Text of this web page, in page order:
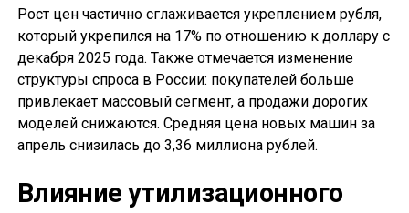
Рост цен частично сглаживается укреплением рубля,
который укрепился на 17% по отношению к доллару с
декабря 2025 года. Также отмечается изменение
структуры спроса в России: покупателей больше
привлекает массовый сегмент, а продажи дорогих
моделей снижаются. Средняя цена новых машин за
апрель снизилась до 3,36 миллиона рублей.
Влияние утилизационного